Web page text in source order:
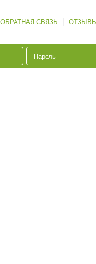
ОБРАТНАЯ СВЯЗЬ ОТЗЫВЫ